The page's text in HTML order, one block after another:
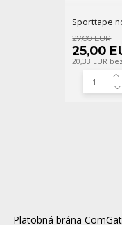
Sporttape
27,00 EUR
25,00
20,33 EUR
Platobná brána